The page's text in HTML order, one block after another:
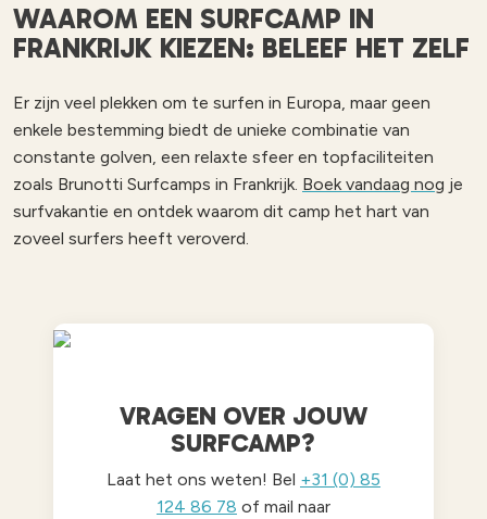
WAAROM EEN SURFCAMP IN
FRANKRIJK KIEZEN: BELEEF HET ZELF
Er zijn veel plekken om te surfen in Europa, maar geen
enkele bestemming biedt de unieke combinatie van
constante golven, een relaxte sfeer en topfaciliteiten
zoals Brunotti Surfcamps in Frankrijk. Boek vandaag nog je
surfvakantie en ontdek waarom dit camp het hart van
zoveel surfers heeft veroverd.
VRAGEN OVER JOUW
SURFCAMP?
Laat het ons weten! Bel +31 (0) 85
124 86 78 of mail naar